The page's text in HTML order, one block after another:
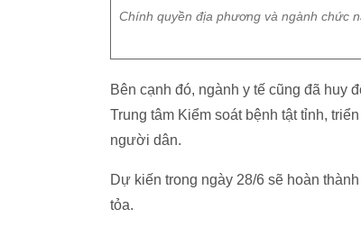
Chính quyền địa phương và ngành chức
Bên cạnh đó, ngành y tế cũng đã huy
Trung tâm Kiểm soát bệnh tật tỉnh,
người dân.
Dự kiến trong ngày 28/6 sẽ hoàn
tỏa.